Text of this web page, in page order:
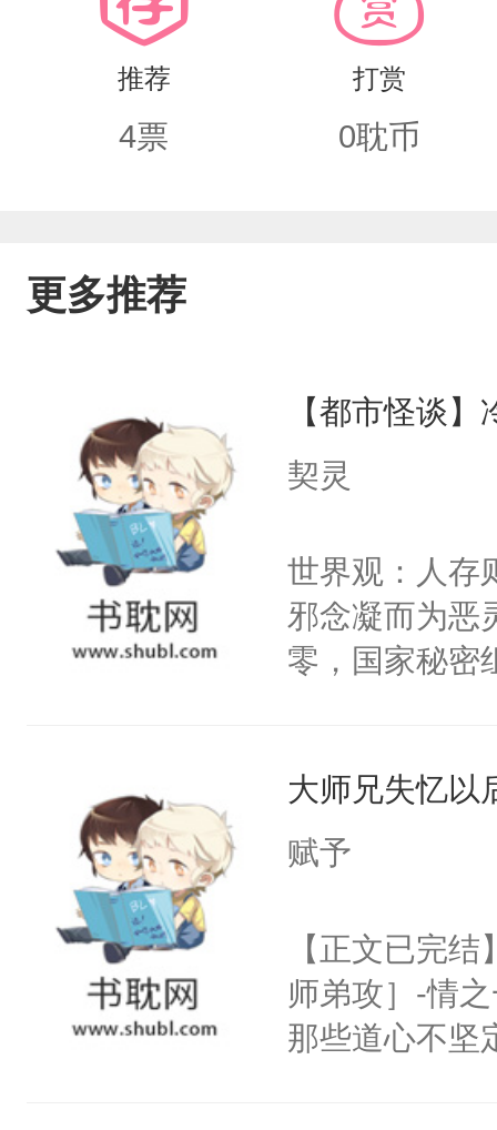
推荐
4票
打赏
0耽币
更多推荐
【都市怪谈
契灵
世界观：人存
邪念凝而为恶
零，国家秘密
子嗣）。盘龙
孤独成性，被
嘴硬心软、
他才发现：
氓，本体是全
来想逗逗人类
大师兄失忆以
赋予
【正文已完
师弟攻］-情
那些道心不坚